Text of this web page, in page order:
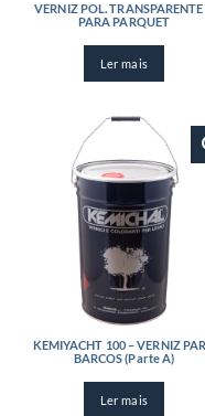
VERNIZ POL. TRANSPARENTE
PARA PARQUET
Ler mais
KEMIYACHT 100 – VERNIZ
BARCOS (Parte A)
Ler mais